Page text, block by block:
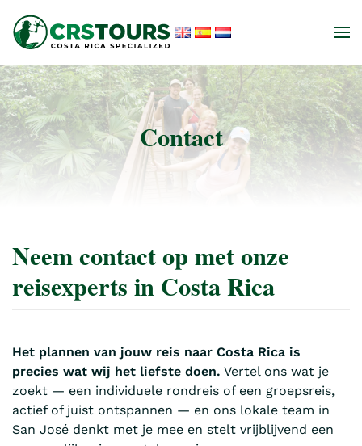
Skip to main content
Contact
Neem contact op met onze
reisexperts in Costa Rica
Het plannen van jouw reis naar Costa Rica is
precies wat wij het liefste doen. Vertel ons wat je
zoekt — een individuele rondreis of een groepsreis,
actief of juist ontspannen — en ons lokale team in
San José denkt met je mee en stelt vrijblijvend een